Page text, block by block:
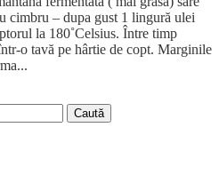
cimbru – dupa gust 1 lingură ulei
la 180˚Celsius. Între timp
o tavă pe hârtie de copt. Marginile